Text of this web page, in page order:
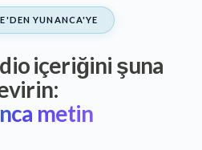
YUNANCA'YE
içeriğini şuna
metin